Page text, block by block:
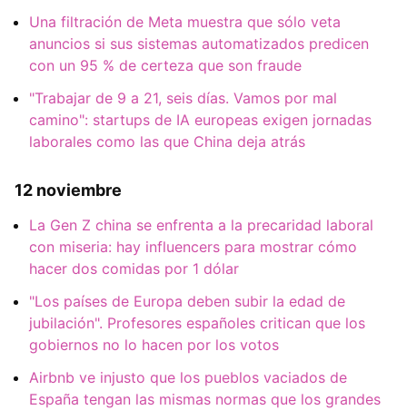
Una filtración de Meta muestra que sólo veta
anuncios si sus sistemas automatizados predicen
con un 95 % de certeza que son fraude
"Trabajar de 9 a 21, seis días. Vamos por mal
camino": startups de IA europeas exigen jornadas
laborales como las que China deja atrás
12 noviembre
La Gen Z china se enfrenta a la precaridad laboral
con miseria: hay influencers para mostrar cómo
hacer dos comidas por 1 dólar
"Los países de Europa deben subir la edad de
jubilación". Profesores españoles critican que los
gobiernos no lo hacen por los votos
Airbnb ve injusto que los pueblos vaciados de
España tengan las mismas normas que los grandes